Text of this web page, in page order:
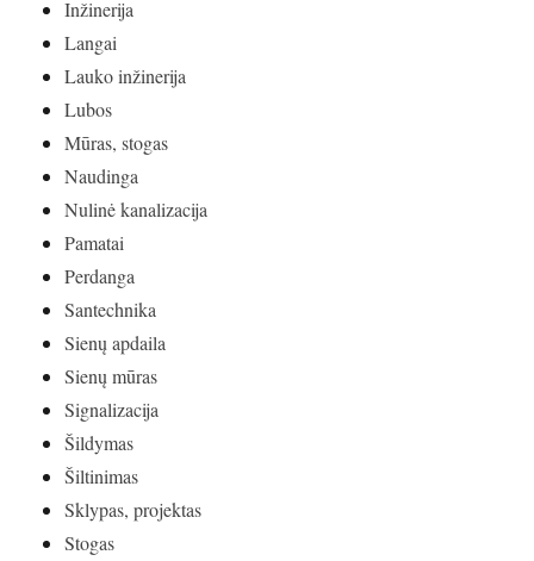
Inžinerija
Langai
Lauko inžinerija
Lubos
Mūras, stogas
Naudinga
Nulinė kanalizacija
Pamatai
Perdanga
Santechnika
Sienų apdaila
Sienų mūras
Signalizacija
Šildymas
Šiltinimas
Sklypas, projektas
Stogas